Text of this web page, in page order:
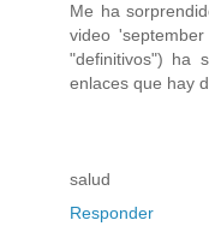
Me ha
video
"definitivos") ha
enlaces que hay
salud
Responder